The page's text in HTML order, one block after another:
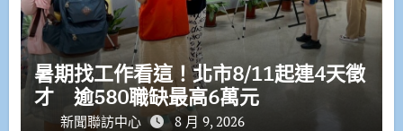
暑期找工作看這！北市8/11起連4天徵
才 逾580職缺最高6萬元
新聞聯訪中心 8 月 9, 2026